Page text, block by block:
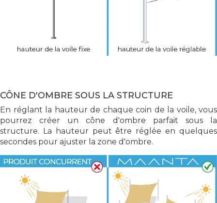
CÔNE D'OMBRE SOUS LA STRUCTURE
En réglant la hauteur de chaque coin de la voile, vous
pourrez créer un cône d'ombre parfait sous la
structure. La hauteur peut être réglée en quelques
secondes pour ajuster la zone d'ombre.